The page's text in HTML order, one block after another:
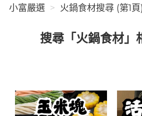
小富嚴選 火鍋食材搜尋 (第1頁)
搜尋「火鍋食材」